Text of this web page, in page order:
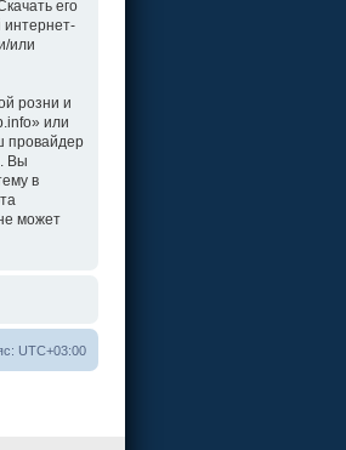
его
интернет-
или
розни и
или
провайдер
Вы
в
может
UTC+03:00